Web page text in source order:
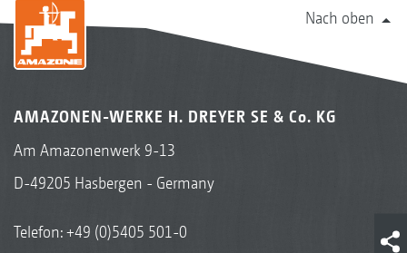
Nach oben
AMAZONEN-WERKE H. DREYER SE & Co. KG
Am Amazonenwerk 9-13
D-49205 Hasbergen - Germany
Telefon:+49 (0)5405 501-0